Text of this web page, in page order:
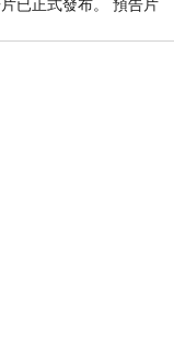
已正式發布。 預告片
對這次夏季回